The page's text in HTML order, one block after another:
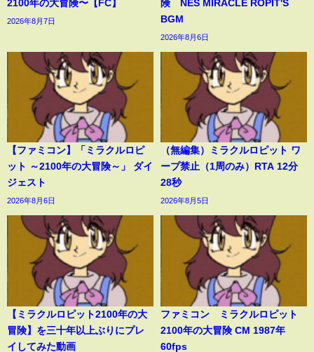
2100年の大冒険〜【FC】
2026年8月7日
険 NES MIRACLE ROPIT'S
BGM
2026年8月6日
【ファミコン】「ミラクルロピ
ット ～2100年の大冒険～」 ダイ
ジェスト
2026年8月6日
（無編集）ミラクルロピット ワ
ープ禁止（1周のみ）RTA 12分
28秒
2026年8月5日
【ミラクルロピット2100年の大
冒険】を三十年以上ぶりにプレ
イしてみた動画
ファミコン ミラクルロピット
2100年の大冒険 CM 1987年
60fps